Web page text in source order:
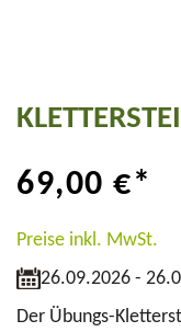
69,00 €*
Preise inkl. MwSt.
26.09.2026 -
Der Übungs-